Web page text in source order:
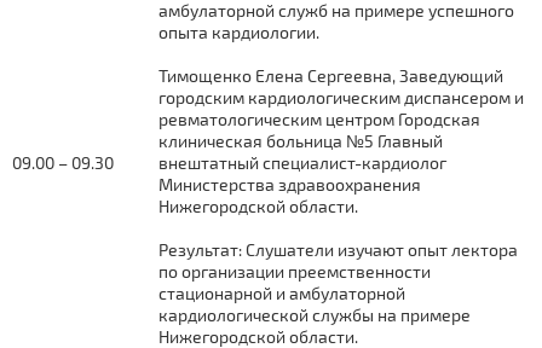
09.00 – 09.30
амбулаторной служб на примере успешного
опыта кардиологии.
Тимощенко Елена Сергеевна, Заведующий
городским кардиологическим диспансером и
ревматологическим центром Городская
клиническая больница №5 Главный
внештатный специалист-кардиолог
Министерства здравоохранения
Нижегородской области.
Результат: Слушатели изучают опыт лектора
по организации преемственности
стационарной и амбулаторной
кардиологической службы на примере
Нижегородской области.